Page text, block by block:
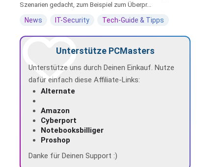
Szenarien gedacht, zum Beispiel zum Überpr...
News IT-Security Tech-Guide & Tipps
Unterstütze PCMasters
Unterstütze uns durch Deinen Einkauf. Nutze
dafür einfach diese Affiliate-Links:
Alternate
Amazon
Cyberport
Notebooksbilliger
Proshop
Danke für Deinen Support :)